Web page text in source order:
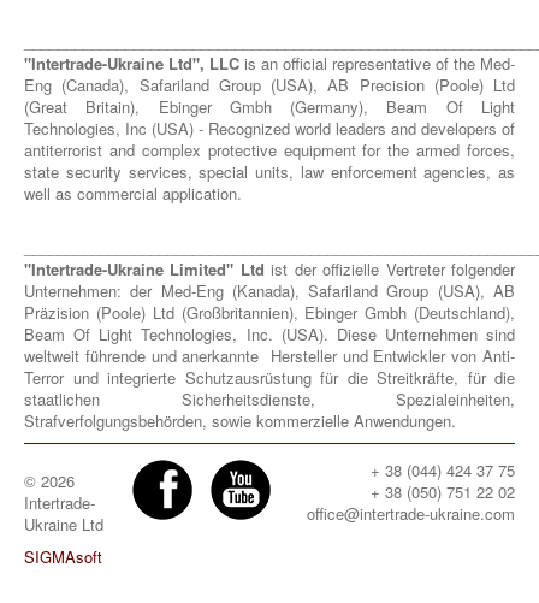
"Intertrade-Ukraine Ltd", LLC is an official representative of the Med-
Eng (Canada), Safariland Group (USA), AB Precision (Poole) Ltd
(Great Britain), Ebinger Gmbh (Germany), Beam Of Light
Technologies, Inc (USA) - Recognized world leaders and developers of
antiterrorist and complex protective equipment for the armed forces,
state security services, special units, law enforcement agencies, as
well as commercial application.
"Intertrade-Ukraine Limited" Ltd ist der offizielle Vertreter folgender
Unternehmen: der Med-Eng (Kanada), Safariland Group (USA), AB
Präzision (Poole) Ltd (Großbritannien), Ebinger Gmbh (Deutschland),
Beam Of Light Technologies, Inc. (USA). Diese Unternehmen sind
weltweit führende und anerkannte Hersteller und Entwickler von Anti-
Terror und integrierte Schutzausrüstung für die Streitkräfte, für die
staatlichen Sicherheitsdienste, Spezialeinheiten,
Strafverfolgungsbehörden, sowie kommerzielle Anwendungen.
+ 38 (044) 424 37 75
+ 38 (050) 751 22 02
office@intertrade-ukraine.com
© 2026
Intertrade-
Ukraine Ltd
SIGMAsoft